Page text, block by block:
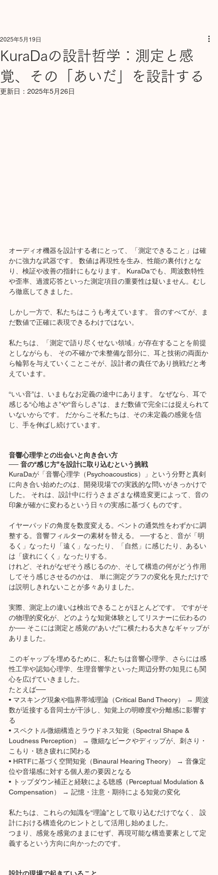
KuraDaの設計哲学：測定と感
覚、その「あいだ」を設計する
2025年5月19日
更新日： 2025年5月26日
オーディオ機器を設計する者にとって、「測定できること」は確
かに強力な武器です。 数値は再現性を生み、性能の裏付けとな
り、検証や改善の指針にもなります。 KuraDaでも、周波数特性
や歪率、過渡応答といった測定項目の重要性は疑いません。むし
ろ徹底してきました。
しかし一方で、私たちはこうも考えています。 音のすべてが、ま
だ数値で正確に表現できるわけではない。
私たちは、「測定で語り尽くせない領域」が存在することを前提
としながらも、 その不確かで未整備な部分に、耳と技術の両面か
ら輪郭を与えていくことこそが、設計者の責任であり挑戦だと考
えています。
“いい音”は、いまもなお定義の途中にあります。 なぜなら、耳で
感じる“心地よさ”や“音らしさ”は、まだ数値で完全には捉えられて
いないからです。 だからこそ私たちは、その未定義の感覚を信
じ、手を伸ばし続けています。
音響心理学との出会いと向き合い方
── 音の“感じ方”を設計に取り込むという挑戦
KuraDaが「音響心理学（Psychoacoustics）」という分野と真剣
に向き合い始めたのは、開発現場での実践的な問いがきっかけで
した。 それは、設計中に行うさまざまな構造変更によって、音の
印象が確かに変わるという日々の実感に基づくものです。
イヤーパッドの角度を数度変える。ベントの通気性をわずかに調
整する。音響フィルターの素材を替える。 ──すると、音が「明
るく」なったり「遠く」なったり、「自然」に感じたり、あるい
は「疲れにくく」なったりする。
けれど、それがなぜそう感じるのか、そして構造の何がどう作用
してそう感じさせるのかは、 単に測定グラフの変化を見ただけで
は説明しきれないことが多々ありました。
実際、測定上の違いは検出できることがほとんどです。 ですがそ
の物理的変化が、どのような知覚体験としてリスナーに伝わるの
か── そこには測定と感覚の“あいだ”に横たわる大きなギャップが
ありました。
このギャップを埋めるために、私たちは音響心理学、さらには感
性工学や認知心理学、生理音響学といった周辺分野の知見にも関
心を広げていきました。
たとえば──
• マスキング現象や臨界帯域理論（Critical Band Theory） → 周波
数が近接する音同士が干渉し、知覚上の明瞭度や分離感に影響す
る
• スペクトル微細構造とラウドネス知覚（Spectral Shape &
Loudness Perception） → 微細なピークやディップが、刺さり・
こもり・聴き疲れに関わる
• HRTFに基づく空間知覚（Binaural Hearing Theory） → 音像定
位や音場感に対する個人差の要因となる
• トップダウン補正と経験による聴感（Perceptual Modulation &
Compensation） → 記憶・注意・期待による知覚の変化
私たちは、これらの知識を“理論”として取り込むだけでなく、 設
計における構造化のヒントとして活用し始めました。
つまり、感覚を感覚のままにせず、再現可能な構造要素として定
義するという方向に向かったのです。